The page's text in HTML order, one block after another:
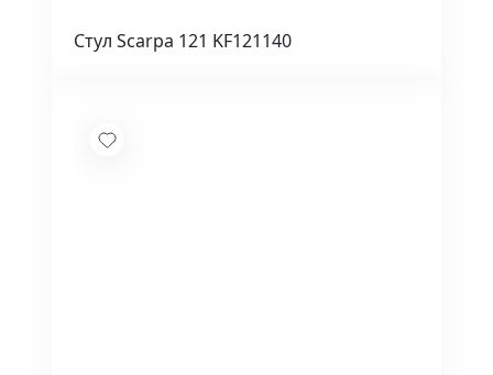
Стул Scarpa 121 KF121140